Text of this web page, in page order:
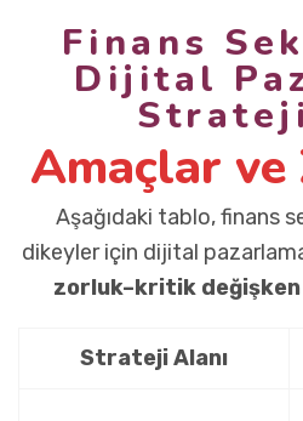
Finans
Dijital
Amaçlar
Aşağıdaki tablo, finans
dikeyler için dijital
zorluk–kritik değişken
Strateji Alanı